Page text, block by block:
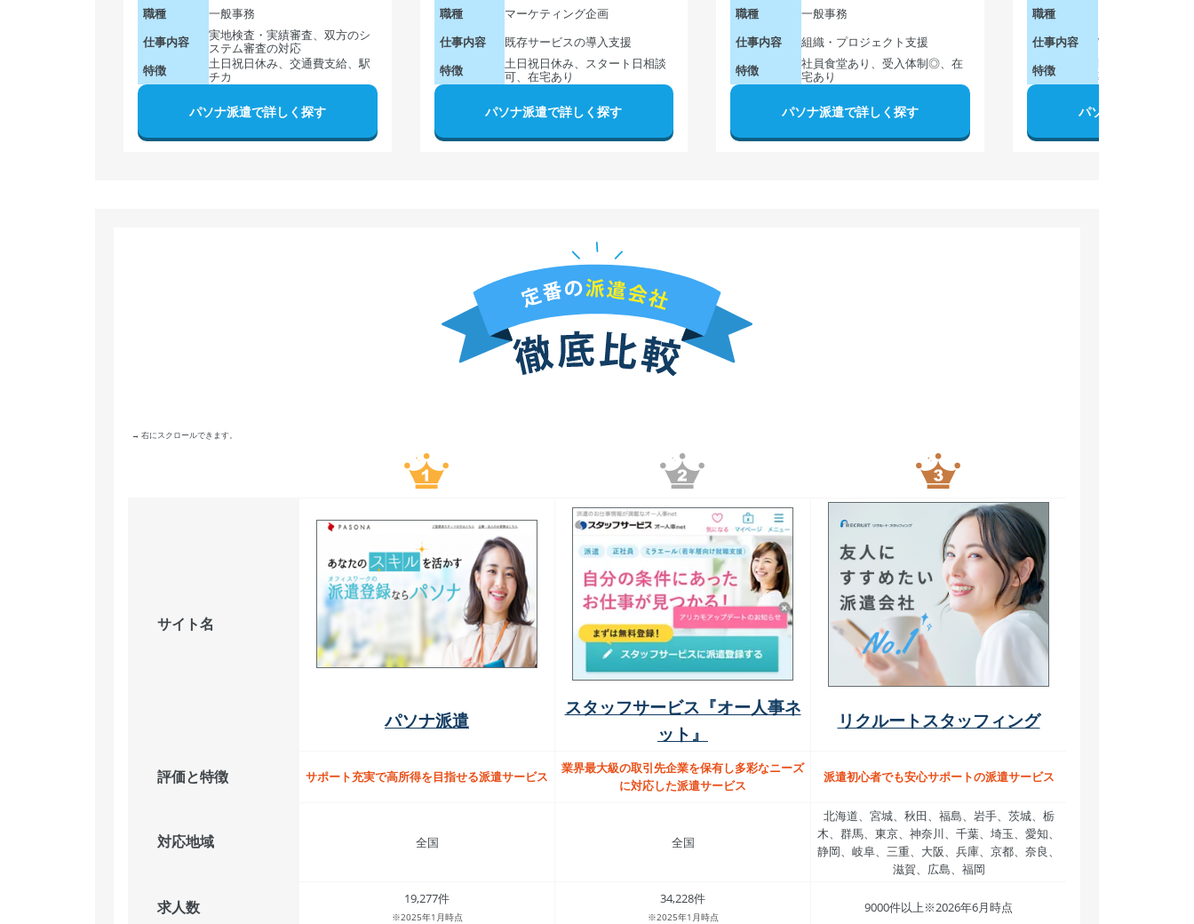
職種
一般事務
仕事内容
実地検査・実績審査、双方のシ
ステム審査の対応
特徴
土日祝日休み、交通費支給、駅
チカ
パソナ派遣で詳しく探す
職種
マーケティング企画
仕事内容
既存サービスの導入支援
特徴
土日祝日休み、スタート日相談
可、在宅あり
パソナ派遣で詳しく探す
職種
一般事務
仕事内容
組織・プロジェクト支援
特徴
社員食堂あり、受入体制◎、在
宅あり
パソナ派遣で詳しく探す
職種
仕事内容
Webアプリ開発
特徴
募集
パソナ派遣で詳しく
→ 右にスクロールできます。
サイト名
パソナ派遣
スタッフサービス『オー人事ネ
ット』
リクルートスタッフィング
評価と特徴 サポート充実で高所得を目指せる派遣サービス
業界最大級の取引先企業を保有し多彩なニーズ
に対応した派遣サービス
派遣初心者でも安心サポートの派遣サービス
対応地域 全国 全国
北海道、宮城、秋田、福島、岩手、茨城、栃
木、群馬、東京、神奈川、千葉、埼玉、愛知、
静岡、岐阜、三重、大阪、兵庫、京都、奈良、
滋賀、広島、福岡
求人数 19,277件
※2025年1月時点
34,228件
※2025年1月時点
9000件以上※2026年6月時点